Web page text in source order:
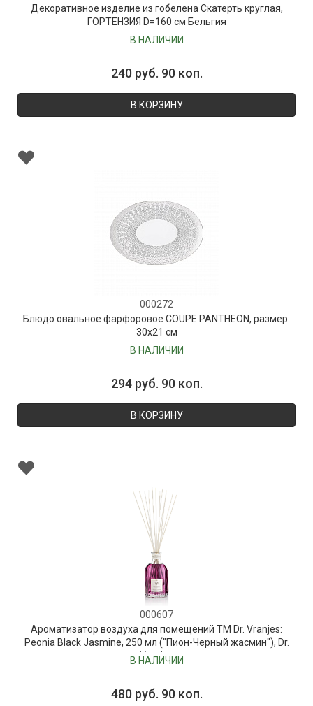
Декоративное изделие из гобелена Скатерть круглая,
ГОРТЕНЗИЯ D=160 см Бельгия
В НАЛИЧИИ
240 руб. 90 коп.
В КОРЗИНУ
000272
Блюдо овальное фарфоровое COUPE PANTHEON, размер:
30х21 см
В НАЛИЧИИ
294 руб. 90 коп.
В КОРЗИНУ
000607
Ароматизатор воздуха для помещений ТМ Dr. Vranjes:
Peonia Black Jasmine, 250 мл ("Пион-Черный жасмин"), Dr.
Vranjes
В НАЛИЧИИ
480 руб. 90 коп.